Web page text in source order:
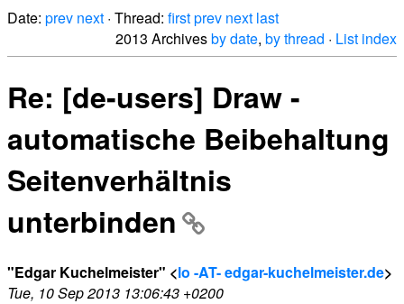
Date: prev next · Thread: firstprev next last
2013 Archivesby date, by thread · List index
Re: [de-users] Draw -
automatische Beibehaltung
Seitenverhältnis
unterbinden
"Edgar Kuchelmeister" <lo -AT- edgar-kuchelmeister.de>
Tue, 10 Sep 2013 13:06:43 +0200